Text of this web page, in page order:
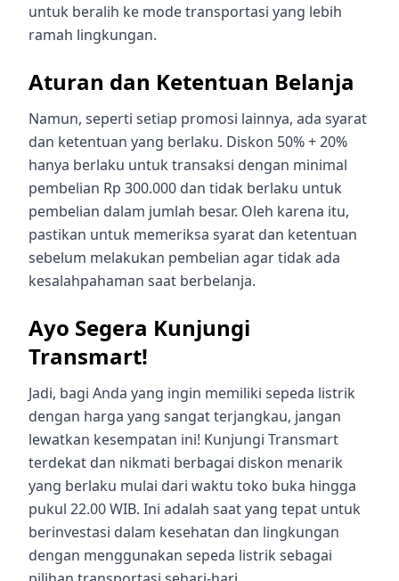
untuk beralih ke mode transportasi yang lebih
ramah lingkungan.
Aturan dan Ketentuan Belanja
Namun, seperti setiap promosi lainnya, ada syarat
dan ketentuan yang berlaku. Diskon 50% + 20%
hanya berlaku untuk transaksi dengan minimal
pembelian Rp 300.000 dan tidak berlaku untuk
pembelian dalam jumlah besar. Oleh karena itu,
pastikan untuk memeriksa syarat dan ketentuan
sebelum melakukan pembelian agar tidak ada
kesalahpahaman saat berbelanja.
Ayo Segera Kunjungi
Transmart!
Jadi, bagi Anda yang ingin memiliki sepeda listrik
dengan harga yang sangat terjangkau, jangan
lewatkan kesempatan ini! Kunjungi Transmart
terdekat dan nikmati berbagai diskon menarik
yang berlaku mulai dari waktu toko buka hingga
pukul 22.00 WIB. Ini adalah saat yang tepat untuk
berinvestasi dalam kesehatan dan lingkungan
dengan menggunakan sepeda listrik sebagai